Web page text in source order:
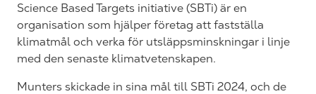
Science Based Targets initiative (SBTi) är en
organisation som hjälper företag att fastställa
klimatmål och verka för utsläppsminskningar i linje
med den senaste klimatvetenskapen.
Munters skickade in sina mål till SBTi 2024, och de